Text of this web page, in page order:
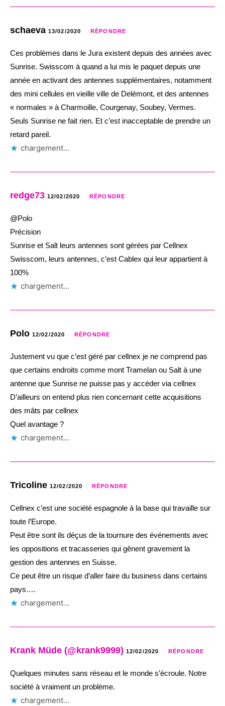
schaeva 13/02/2020 RÉPONDRE
Ces problèmes dans le Jura existent depuis des années avec
Sunrise. Swisscom à quand a lui mis le paquet depuis une
année en activant des antennes supplémentaires, notamment
des mini cellules en vieille ville de Delémont, et des antennes
« normales » à Charmoille, Courgenay, Soubey, Vermes.
Seuls Sunrise ne fait rien. Et c’est inacceptable de prendre un
retard pareil.
chargement…
redge73 12/02/2020 RÉPONDRE
@Polo
Précision
Sunrise et Salt leurs antennes sont gérées par Cellnex
Swisscom, leurs antennes, c’est Cablex qui leur appartient à
100%
chargement…
Polo 12/02/2020 RÉPONDRE
Justement vu que c’est géré par cellnex je ne comprend pas
que certains endroits comme mont Tramelan ou Salt à une
antenne que Sunrise ne puisse pas y accéder via cellnex
D’ailleurs on entend plus rien concernant cette acquisitions
des mâts par cellnex
Quel avantage ?
chargement…
Tricoline 12/02/2020 RÉPONDRE
Cellnex c’est une société espagnole à la base qui travaille sur
toute l’Europe.
Peut être sont ils déçus de la tournure des événements avec
les oppositions et tracasseries qui gênent gravement la
gestion des antennes en Suisse.
Ce peut être un risque d’aller faire du business dans certains
pays….
chargement…
Krank Müde (@krank9999) 12/02/2020 RÉPONDRE
Quelques minutes sans réseau et le monde s’écroule. Notre
société à vraiment un problème.
chargement…